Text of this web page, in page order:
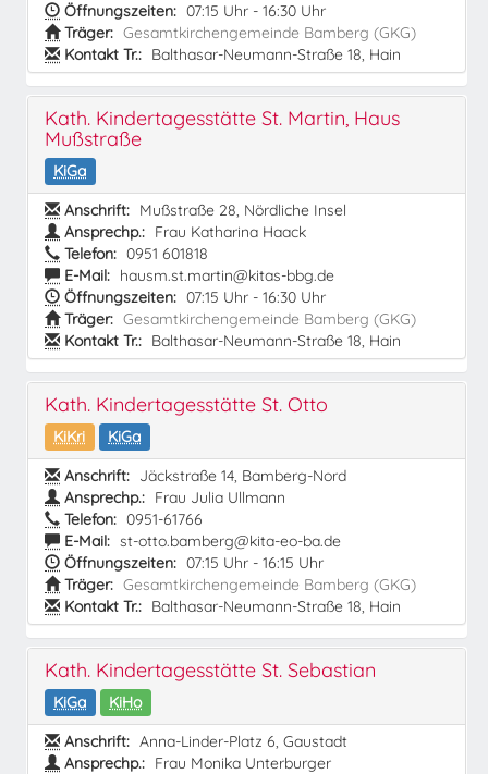
Öffnungszeiten: 07:15 Uhr - 16:30 Uhr
Träger: Gesamtkirchengemeinde Bamberg (GKG)
Kontakt Tr.: Balthasar-Neumann-Straße 18, Hain
Kath. Kindertagesstätte St. Martin, Haus
Mußstraße
KiGa
Anschrift: Mußstraße 28, Nördliche Insel
Ansprechp.: Frau Katharina Haack
Telefon: 0951 601818
E-Mail: hausm.st.martin@kitas-bbg.de
Öffnungszeiten: 07:15 Uhr - 16:30 Uhr
Träger: Gesamtkirchengemeinde Bamberg (GKG)
Kontakt Tr.: Balthasar-Neumann-Straße 18, Hain
Kath. Kindertagesstätte St. Otto
KiKri
KiGa
Anschrift: Jäckstraße 14, Bamberg-Nord
Ansprechp.: Frau Julia Ullmann
Telefon: 0951-61766
E-Mail: st-otto.bamberg@kita-eo-ba.de
Öffnungszeiten: 07:15 Uhr - 16:15 Uhr
Träger: Gesamtkirchengemeinde Bamberg (GKG)
Kontakt Tr.: Balthasar-Neumann-Straße 18, Hain
Kath. Kindertagesstätte St. Sebastian
KiGa
KiHo
Anschrift: Anna-Linder-Platz 6, Gaustadt
Ansprechp.: Frau Monika Unterburger